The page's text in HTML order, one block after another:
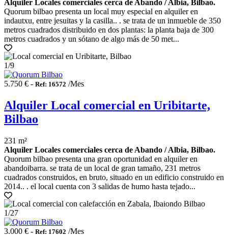
Alquiler Locales comerciales cerca de Abando / Albia, Bilbao.
Quorum bilbao presenta un local muy especial en alquiler en
indautxu, entre jesuitas y la casilla.. . se trata de un inmueble de 350
metros cuadrados distribuido en dos plantas: la planta baja de 300
metros cuadrados y un sótano de algo más de 50 met...
1/9
5.750 € - Ref: 16572 /Mes
Alquiler Local comercial en Uribitarte,
Bilbao
231 m²
Alquiler Locales comerciales cerca de Abando / Albia, Bilbao.
Quorum bilbao presenta una gran oportunidad en alquiler en
abandoibarra. se trata de un local de gran tamaño, 231 metros
cuadrados construidos, en bruto, situado en un edificio construido en
2014.. . el local cuenta con 3 salidas de humo hasta tejado...
1/27
3.000 € - Ref: 17602 /Mes